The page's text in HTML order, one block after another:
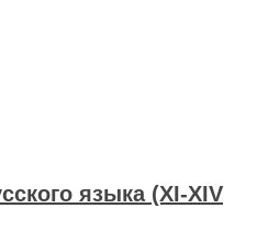
языка (XI-XIV